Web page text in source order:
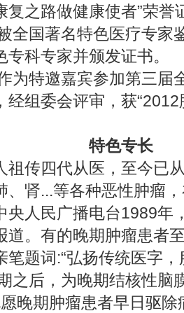
复之路做健康使者”荣誉
国著名特色医疗专家
科专家并颁发证书。
特邀嘉宾参加第三届
经组委会评审，获
特色专长
传四代从医，至今已
、肾...等各种恶性肿瘤
央人民广播电台1989年
道。有的晚期肿瘤患者
笔题词:“弘扬传统医字
之后，为晚期结核性脑
晚期肿瘤患者早日驱